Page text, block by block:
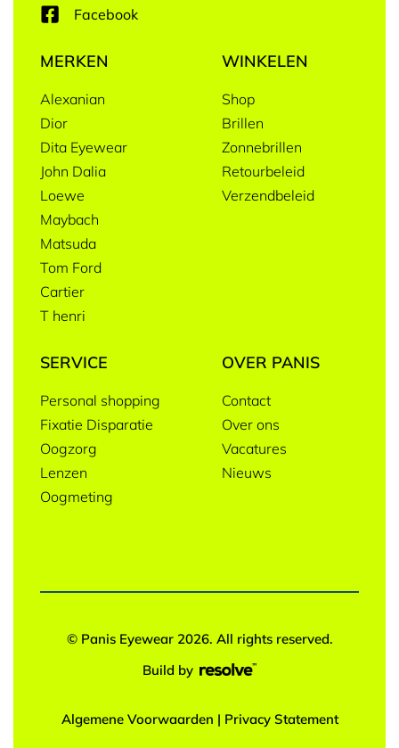
Facebook
MERKEN
Alexanian
Dior
Dita Eyewear
John Dalia
Loewe
Maybach
Matsuda
Tom Ford
Cartier
T henri
WINKELEN
Shop
Brillen
Zonnebrillen
Retourbeleid
Verzendbeleid
SERVICE
Personal shopping
Fixatie Disparatie
Oogzorg
Lenzen
Oogmeting
OVER PANIS
Contact
Over ons
Vacatures
Nieuws
© Panis Eyewear 2026. All rights reserved.
Build by
Algemene Voorwaarden | Privacy Statement